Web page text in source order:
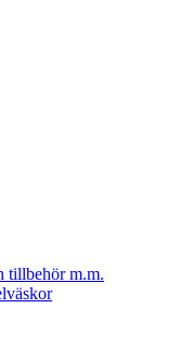
tillbehör m.m.